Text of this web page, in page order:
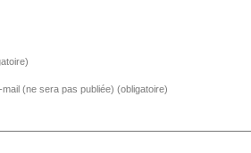
(ne sera pas publiée) (obligatoire)